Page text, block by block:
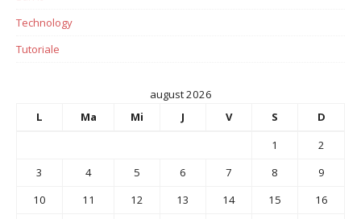
Technology
Tutoriale
august 2026
L
Ma Mi J V S
D
1
2
3
4 5 6 7 8
9
10
11 12 13 14 15
16